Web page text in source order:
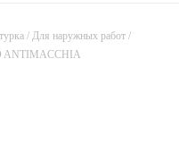
/ Для наружных работ /
ANTIMACCHIA